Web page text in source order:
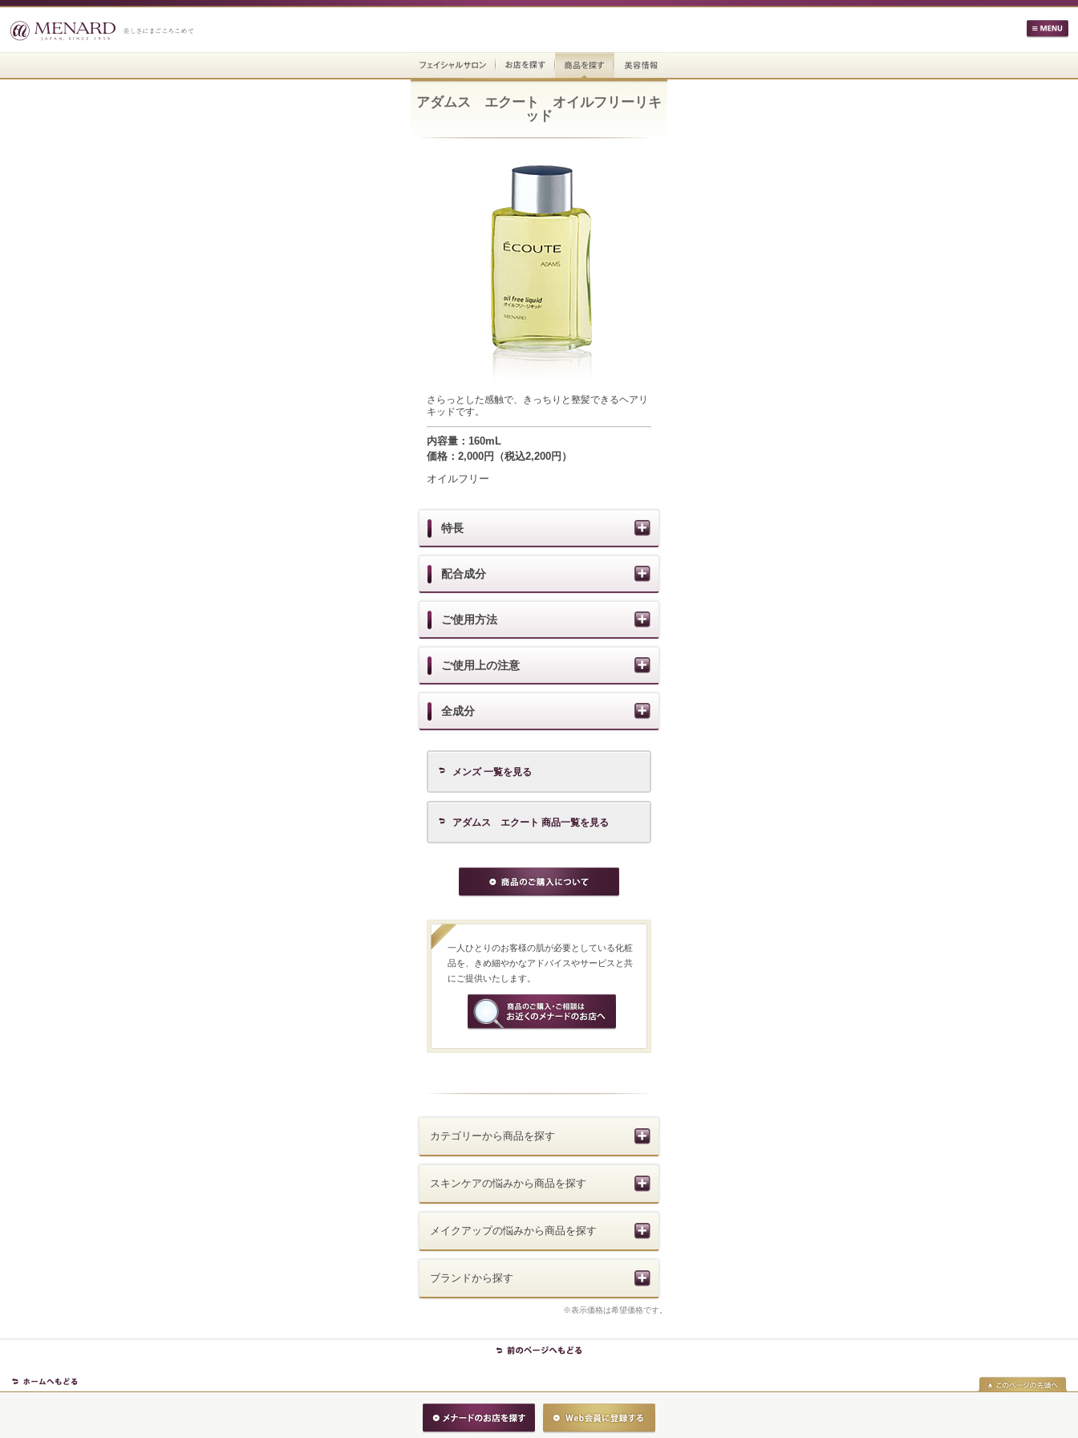
アダムス エクート オイルフリーリキ
ッド
さらっとした感触で、きっちりと整髪できるヘアリ
キッドです。
内容量：160mL
価格：2,000円（税込2,200円）
オイルフリー
特長
配合成分
ご使用方法
ご使用上の注意
全成分
メンズ 一覧を見る
アダムス エクート 商品一覧を見る
一人ひとりのお客様の肌が必要としている化粧
品を、きめ細やかなアドバイスやサービスと共
にご提供いたします。
カテゴリーから商品を探す
スキンケアの悩みから商品を探す
メイクアップの悩みから商品を探す
ブランドから探す
※表示価格は希望価格です。